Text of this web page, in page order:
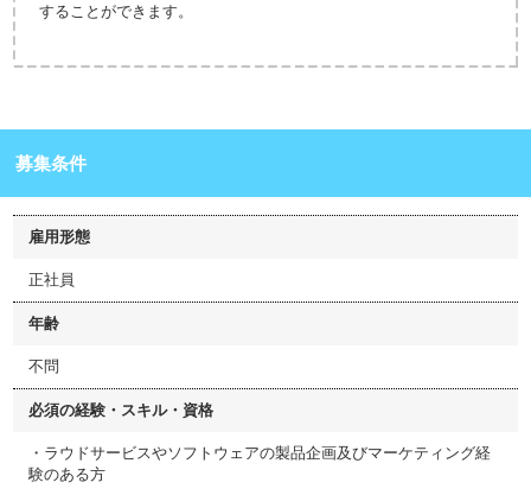
することができます。
募集条件
雇用形態
正社員
年齢
不問
必須の経験・スキル・資格
・ラウドサービスやソフトウェアの製品企画及びマーケティング経
験のある方